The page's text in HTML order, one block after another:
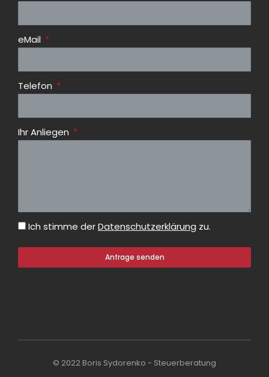
eMail
Telefon
Ihr Anliegen
Ich stimme derDatenschutzerklärung zu.
Anfrage senden
© 2022 Boris Sydorenko - Steuerberatung